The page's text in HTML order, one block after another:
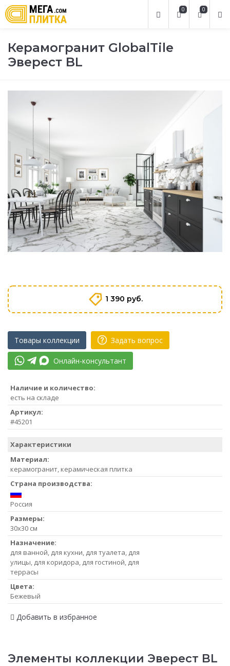
0
0
Керамогранит GlobalTile
Эверест BL
1 390 руб.
Товары коллекции Задать вопрос
Онлайн-консультант
Наличие и количество:
есть на складе
Артикул:
#45201
Характеристики
Материал:
керамогранит, керамическая плитка
Страна производства:
Россия
Размеры:
30x30 см
Назначение:
для ванной, для кухни, для туалета, для
улицы, для коридора, для гостиной, для
террасы
Цвета:
Бежевый
Добавить в избранное
Элементы коллекции Эверест BL